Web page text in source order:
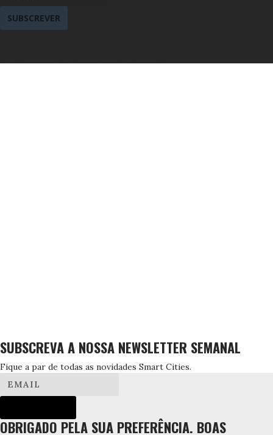
SUBSCREVER
SUBSCREVA A NOSSA NEWSLETTER SEMANAL
Fique a par de todas as novidades Smart Cities.
OBRIGADO PELA SUA PREFERÊNCIA. BOAS